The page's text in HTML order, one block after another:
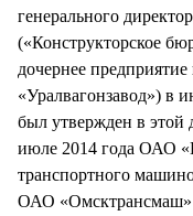
генерального
(«Конструкторское
дочернее
«Уралвагонзавод») в
был утвержден в этой
июле 2014 года ОАО
транспортного
ОАО